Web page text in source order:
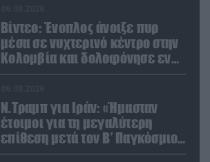
Βίντεο: Ένοπλος άνοιξε πυρ
μέσα σε νυχτερινό κέντρο στην
Κολομβία και δολοφόνησε εν
ψυχρώ νεαρό ζευγάρι
Ν.Τραμπ για Ιράν: «Ήμασταν
έτοιμοι για τη μεγαλύτερη
επίθεση μετά τον Β’ Παγκόσμιο
Πόλεμο» (βίντεο)